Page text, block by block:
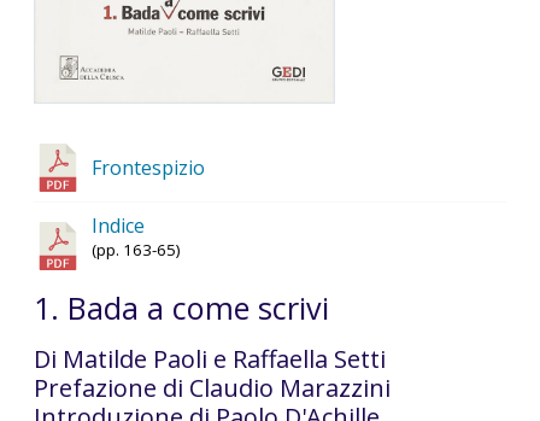
Frontespizio
Indice
(pp. 163-65)
1. Bada a come scrivi
Di Matilde Paoli e Raffaella Setti
Prefazione di Claudio Marazzini